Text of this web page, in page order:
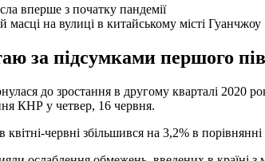
масці на вулиці в китайському місті Гуанчжоу
за підсумками першого
до зростання в другому кварталі 2020
КНР у четвер, 16 червня.
червні збільшився на 3,2% в